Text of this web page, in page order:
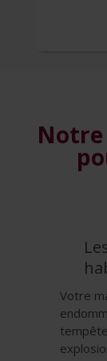
Notre
Votre